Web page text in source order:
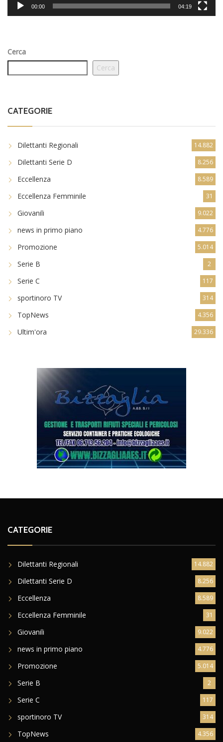
00:00 04:19
Cerca
Cerca
CATEGORIE
Dilettanti Regionali 14.882
Dilettanti Serie D 8.256
Eccellenza 8.589
Eccellenza Femminile 31
Giovanili 9.022
news in primo piano 4.776
Promozione 5.014
Serie B 2
Serie C 117
sportinoro TV 314
TopNews 4.356
Ultim'ora 29.336
CATEGORIE
Dilettanti Regionali 14.882
Dilettanti Serie D 8.256
Eccellenza 8.589
Eccellenza Femminile 31
Giovanili 9.022
news in primo piano 4.776
Promozione 5.014
Serie B 2
Serie C 117
sportinoro TV 314
TopNews 4.356